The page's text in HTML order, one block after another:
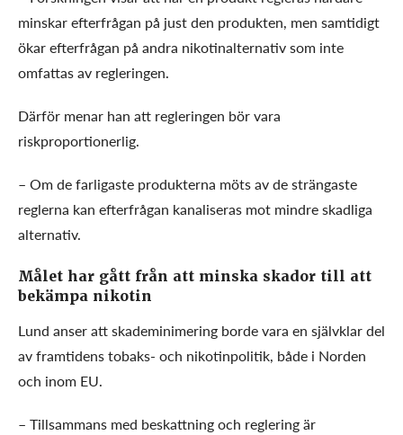
minskar efterfrågan på just den produkten, men samtidigt
ökar efterfrågan på andra nikotinalternativ som inte
omfattas av regleringen.
Därför menar han att regleringen bör vara
riskproportionerlig.
– Om de farligaste produkterna möts av de strängaste
reglerna kan efterfrågan kanaliseras mot mindre skadliga
alternativ.
Målet har gått från att minska skador till att
bekämpa nikotin
Lund anser att skademinimering borde vara en självklar del
av framtidens tobaks- och nikotinpolitik, både i Norden
och inom EU.
– Tillsammans med beskattning och reglering är